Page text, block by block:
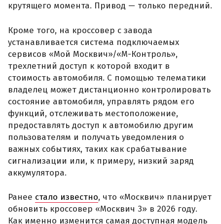
крутящего момента. Привод — только передний.
Кроме того, на кроссовер с завода
устанавливается система подключаемых
сервисов «Мой Москвич»/«М-Контроль»,
трехлетний доступ к которой входит в
стоимость автомобиля. С помощью телематики
владелец может дистанционно контролировать
состояние автомобиля, управлять рядом его
функций, отслеживать местоположение,
предоставлять доступ к автомобилю другим
пользователям и получать уведомления о
важных событиях, таких как срабатывание
сигнализации или, к примеру, низкий заряд
аккумулятора.
Ранее стало известно, что «Москвич» планирует
обновить кроссовер «Москвич 3» в 2026 году.
Как именно изменится самая доступная модель